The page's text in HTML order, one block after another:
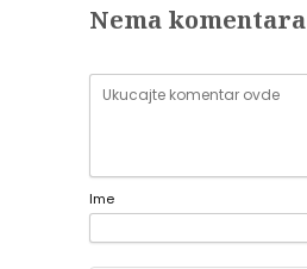
Nema komentara
Ime